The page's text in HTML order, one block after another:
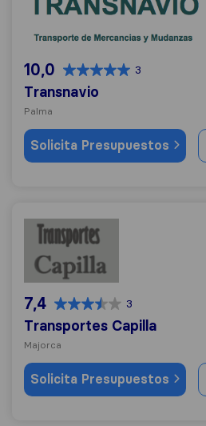
10,0 3
Transnavio
Palma
Solicita Presupuestos
Transportes Capilla
7,4 3
Transportes Capilla
Majorca
Solicita Presupuestos